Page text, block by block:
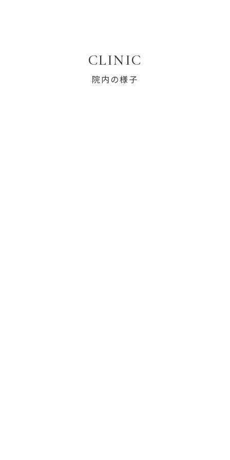
CLINIC
院内の様子